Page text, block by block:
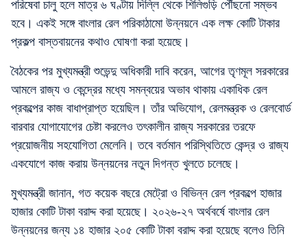
পরিষেবা চালু হলে মাত্র ৬ ঘণ্টায় দিল্লি থেকে শিলিগুড়ি পৌঁছনো সম্ভব
হবে। একই সঙ্গে বাংলার রেল পরিকাঠামো উন্নয়নে এক লক্ষ কোটি টাকার
প্রকল্প বাস্তবায়নের কথাও ঘোষণা করা হয়েছে।
বৈঠকের পর মুখ্যমন্ত্রী শুভেন্দু অধিকারী দাবি করেন, আগের তৃণমূল সরকারের
আমলে রাজ্য ও কেন্দ্রের মধ্যে সমন্বয়ের অভাব থাকায় একাধিক রেল
প্রকল্পের কাজ বাধাপ্রাপ্ত হয়েছিল। তাঁর অভিযোগ, রেলমন্ত্রক ও রেলবোর্ড
বারবার যোগাযোগের চেষ্টা করলেও তৎকালীন রাজ্য সরকারের তরফে
প্রয়োজনীয় সহযোগিতা মেলেনি। তবে বর্তমান পরিস্থিতিতে কেন্দ্র ও রাজ্য
একযোগে কাজ করায় উন্নয়নের নতুন দিগন্ত খুলতে চলেছে।
মুখ্যমন্ত্রী জানান, গত কয়েক বছরে মেট্রো ও বিভিন্ন রেল প্রকল্পে হাজার
হাজার কোটি টাকা বরাদ্দ করা হয়েছে। ২০২৬-২৭ অর্থবর্ষে বাংলার রেল
উন্নয়নের জন্য ১৪ হাজার ২০৫ কোটি টাকা বরাদ্দ করা হয়েছে বলেও তিনি